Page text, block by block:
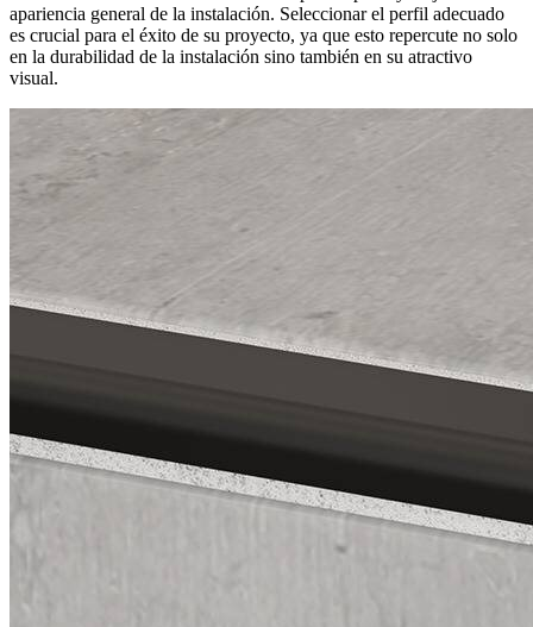
apariencia general de la instalación. Seleccionar el perfil adecuado
es crucial para el éxito de su proyecto, ya que esto repercute no solo
en la durabilidad de la instalación sino también en su atractivo
visual.